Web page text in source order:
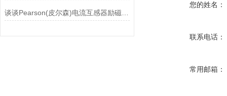
谈谈Pearson(皮尔森)电流互感器励磁特性试验的目的
您的姓名：
联系电话：
常用邮箱：